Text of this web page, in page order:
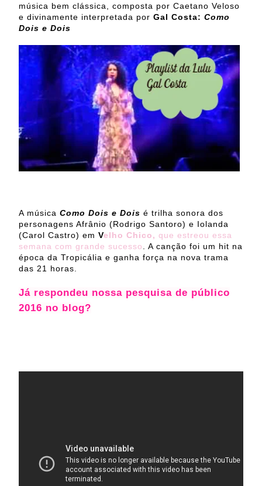
música bem clássica, composta por Caetano Veloso
e divinamente interpretada por Gal Costa: Como
Dois e Dois
A música Como Dois e Dois é trilha sonora dos
personagens Afrânio (Rodrigo Santoro) e Iolanda
(Carol Castro) em Velho Chico, que estreou essa
semana com grande sucesso
. A canção foi um hit na
época da Tropicália e ganha força na nova trama
das 21 horas.
Já respondeu nossa pesquisa de público
2016 no blog?